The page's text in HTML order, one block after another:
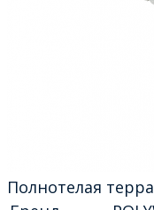
Полнотелая